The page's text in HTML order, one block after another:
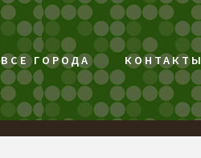
ВСЕ ГОРОДА КОНТАКТЫ